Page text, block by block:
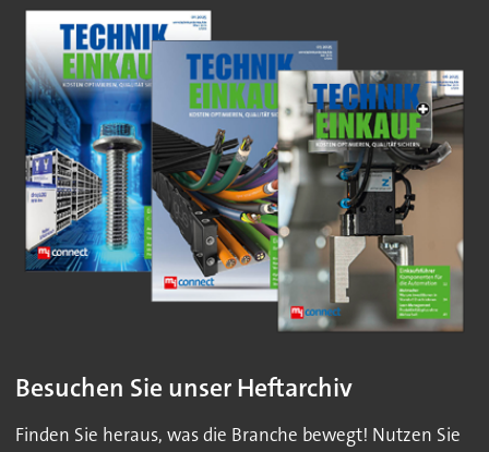
Besuchen Sie unser Heftarchiv
Finden Sie heraus, was die Branche bewegt! Nutzen Sie